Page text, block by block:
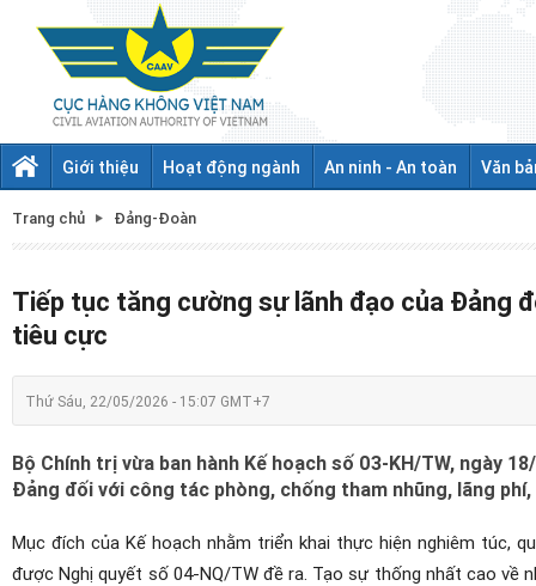
Giới thiệu Hoạt động ngành An ninh - An toàn Văn
Trang chủ Đảng-Đoàn
Tiếp tục tăng cường sự lãnh đạo của Đảng
tiêu cực
Thứ Sáu, 22/05/2026 - 15:07 GMT+7
Bộ Chính trị vừa ban hành Kế hoạch số 03-KH/TW, ngày
Đảng đối với công tác phòng, chống tham nhũng, lãng
Mục đích của Kế hoạch nhằm triển khai thực hiện nghiêm túc,
được Nghị quyết số 04-NQ/TW đề ra. Tạo sự thống nhất cao về